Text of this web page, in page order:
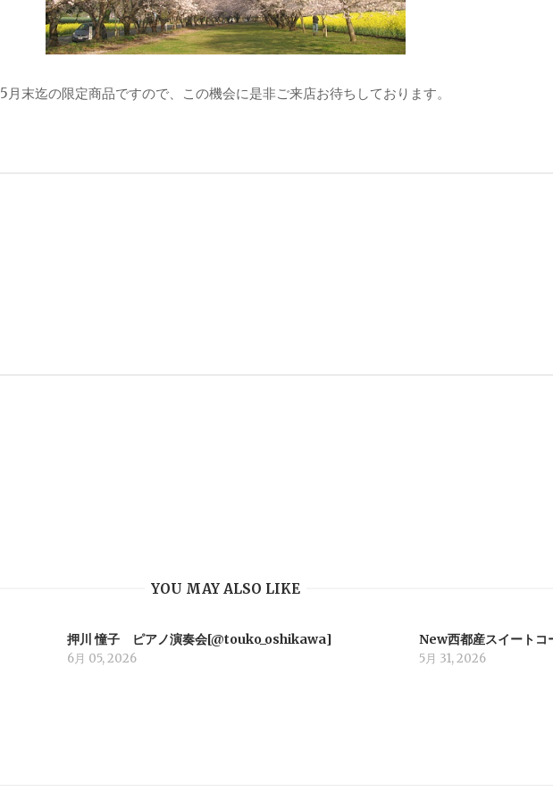
5月末迄の限定商品ですので、この機会に是非ご来店お待ちしております。
YOU MAY ALSO LIKE
押川 憧子 ピアノ演奏会[@touko_oshikawa]
6月 05, 2026
New西都産スイートコ
5月 31, 2026